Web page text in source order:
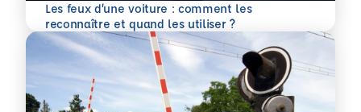
Les feux d’une voiture : comment les
reconnaître et quand les utiliser ?
En savoir plus